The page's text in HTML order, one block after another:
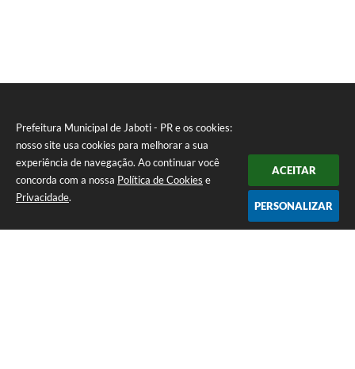
Prefeitura Municipal de Jaboti - PR e os cookies:
nosso site usa cookies para melhorar a sua
experiência de navegação. Ao continuar você
concorda com a nossa Política de Cookies e
Privacidade.
ACEITAR
PERSONALIZAR